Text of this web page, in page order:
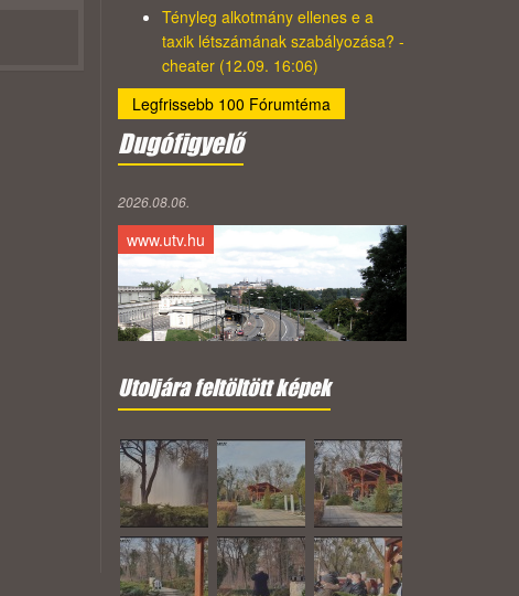
Tényleg alkotmány ellenes e a
taxik létszámának szabályozása? -
cheater (12.09. 16:06)
Legfrissebb 100 Fórumtéma
Dugófigyelő
2026.08.06.
www.utv.hu
Utoljára feltöltött képek